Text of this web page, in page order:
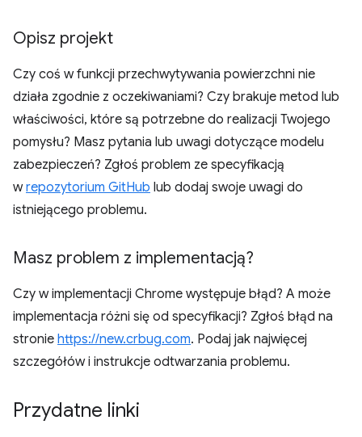
Opisz projekt
Czy coś w funkcji przechwytywania powierzchni nie
działa zgodnie z oczekiwaniami? Czy brakuje metod lub
właściwości, które są potrzebne do realizacji Twojego
pomysłu? Masz pytania lub uwagi dotyczące modelu
zabezpieczeń? Zgłoś problem ze specyfikacją
wrepozytorium GitHub lub dodaj swoje uwagi do
istniejącego problemu.
Masz problem z implementacją?
Czy w implementacji Chrome występuje błąd? A może
implementacja różni się od specyfikacji? Zgłoś błąd na
stronie https://new.crbug.com. Podaj jak najwięcej
szczegółów i instrukcje odtwarzania problemu.
Przydatne linki